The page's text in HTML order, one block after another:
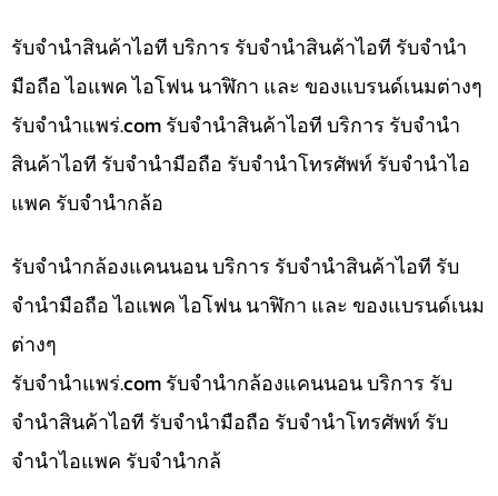
รับจำนำสินค้าไอที บริการ รับจำนำสินค้าไอที รับจำนำ
มือถือ ไอแพค ไอโฟน นาฬิกา และ ของแบรนด์เนมต่างๆ
รับจํานําแพร่.com รับจำนำสินค้าไอที บริการ รับจำนำ
สินค้าไอที รับจำนำมือถือ รับจำนำโทรศัพท์ รับจำนำไอ
แพค รับจำนำกล้อ
รับจำนำกล้องแคนนอน บริการ รับจำนำสินค้าไอที รับ
จำนำมือถือ ไอแพค ไอโฟน นาฬิกา และ ของแบรนด์เนม
ต่างๆ
รับจํานําแพร่.com รับจำนำกล้องแคนนอน บริการ รับ
จำนำสินค้าไอที รับจำนำมือถือ รับจำนำโทรศัพท์ รับ
จำนำไอแพค รับจำนำกล้